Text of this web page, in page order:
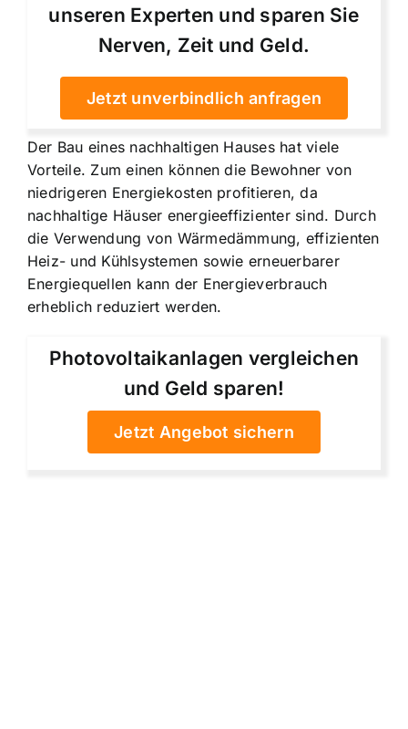
unseren Experten und sparen Sie
Nerven, Zeit und Geld.
Jetzt unverbindlich anfragen
Der Bau eines nachhaltigen Hauses hat viele
Vorteile. Zum einen können die Bewohner von
niedrigeren Energiekosten profitieren, da
nachhaltige Häuser energieeffizienter sind. Durch
die Verwendung von Wärmedämmung, effizienten
Heiz- und Kühlsystemen sowie erneuerbarer
Energiequellen kann der Energieverbrauch
erheblich reduziert werden.
Photovoltaikanlagen vergleichen
und Geld sparen!
Jetzt Angebot sichern